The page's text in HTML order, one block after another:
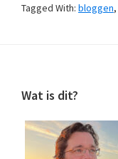
Tagged With: bloggen,
Footer
Wat is dit?